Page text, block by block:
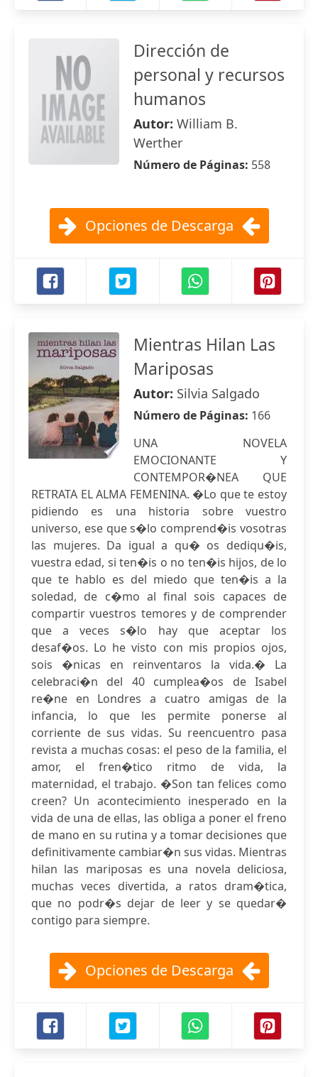
Dirección de
personal y recursos
humanos
Autor: William B.
Werther
Número de Páginas: 558
Opciones de Descarga
Mientras Hilan Las
Mariposas
Autor: Silvia Salgado
Número de Páginas: 166
UNA NOVELA
EMOCIONANTE Y
CONTEMPOR�NEA QUE
RETRATA EL ALMA FEMENINA. �Lo que te estoy
pidiendo es una historia sobre vuestro
universo, ese que s�lo comprend�is vosotras
las mujeres. Da igual a qu� os dediqu�is,
vuestra edad, si ten�is o no ten�is hijos, de lo
que te hablo es del miedo que ten�is a la
soledad, de c�mo al final sois capaces de
compartir vuestros temores y de comprender
que a veces s�lo hay que aceptar los
desaf�os. Lo he visto con mis propios ojos,
sois �nicas en reinventaros la vida.� La
celebraci�n del 40 cumplea�os de Isabel
re�ne en Londres a cuatro amigas de la
infancia, lo que les permite ponerse al
corriente de sus vidas. Su reencuentro pasa
revista a muchas cosas: el peso de la familia, el
amor, el fren�tico ritmo de vida, la
maternidad, el trabajo. �Son tan felices como
creen? Un acontecimiento inesperado en la
vida de una de ellas, las obliga a poner el freno
de mano en su rutina y a tomar decisiones que
definitivamente cambiar�n sus vidas. Mientras
hilan las mariposas es una novela deliciosa,
muchas veces divertida, a ratos dram�tica,
que no podr�s dejar de leer y se quedar�
contigo para siempre.
Opciones de Descarga